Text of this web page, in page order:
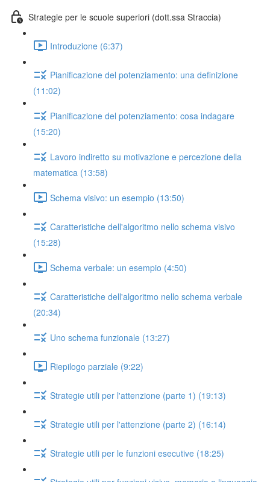
Strategie per le scuole superiori (dott.ssa Straccia)
Introduzione (6:37)
Pianificazione del potenziamento: una definizione
(11:02)
Pianificazione del potenziamento: cosa indagare
(15:20)
Lavoro indiretto su motivazione e percezione della
matematica (13:58)
Schema visivo: un esempio (13:50)
Caratteristiche dell'algoritmo nello schema visivo
(15:28)
Schema verbale: un esempio (4:50)
Caratteristiche dell'algoritmo nello schema verbale
(20:34)
Uno schema funzionale (13:27)
Riepilogo parziale (9:22)
Strategie utili per l'attenzione (parte 1) (19:13)
Strategie utili per l'attenzione (parte 2) (16:14)
Strategie utili per le funzioni esecutive (18:25)